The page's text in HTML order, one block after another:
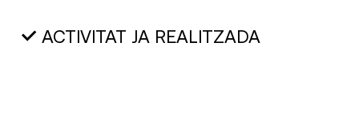
ACTIVITAT JA REALITZADA